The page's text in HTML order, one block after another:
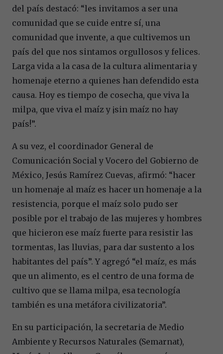
del país destacó: “les invitamos a ser una
comunidad que se cuide entre sí, una
comunidad que invente, a que cultivemos un
país del que nos sintamos orgullosos y felices.
Larga vida a la casa de la cultura alimentaria y
homenaje eterno a quienes han defendido esta
causa. Hoy es tiempo de cosecha, que viva la
milpa, que viva el maíz y ¡sin maíz no hay
país!”.
A su vez, el coordinador General de
Comunicación Social y Vocero del Gobierno de
México, Jesús Ramírez Cuevas, afirmó: “hacer
un homenaje al maíz es hacer un homenaje a la
resistencia, porque el maíz solo pudo ser
posible por el trabajo de las mujeres y hombres
que hicieron ese maíz fuerte para resistir las
tormentas, las lluvias, para dar sustento a los
habitantes del país”. Y agregó “el maíz, es más
que un alimento, es el centro de una forma de
cultivo que se llama milpa, esa tecnología
también es una metáfora civilizatoria”.
En su participación, la secretaria de Medio
Ambiente y Recursos Naturales (Semarnat),